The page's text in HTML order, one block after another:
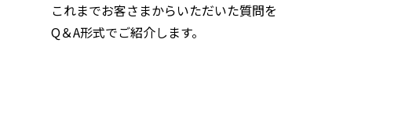
これまでお客さまからいただいた質問を
Q＆A形式でご紹介します。